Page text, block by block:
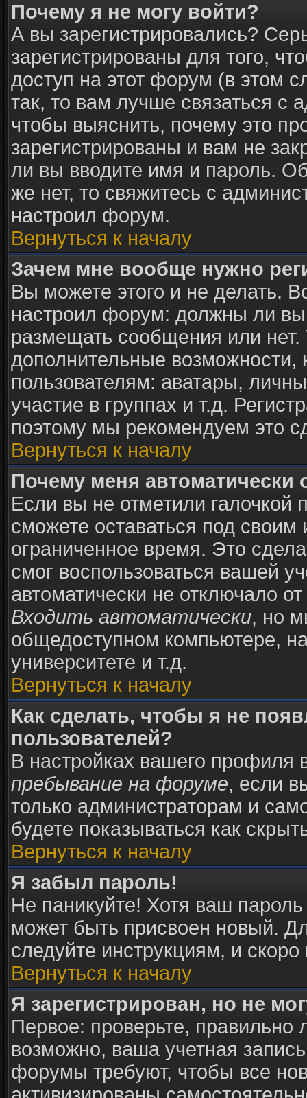
Почему я не могу войти?
А вы зарегистрировались?
зарегистрированы для того,
доступ на этот форум (в этом
так, то вам лучше связаться с
чтобы выяснить, почему это
зарегистрированы и вам не
ли вы вводите имя и пароль.
же нет, то свяжитесь с
настроил форум.
Вернуться к началу
Зачем мне вообще нужно
Вы можете этого и не делать.
настроил форум: должны ли вы
размещать сообщения или
дополнительные
пользователям: аватары,
участие в группах и т.д.
поэтому мы рекомендуем это
Вернуться к началу
Почему меня автоматически
Если вы не отметили галочкой
сможете оставаться под
ограниченное время. Это
смог воспользоваться вашей
автоматически не отключало
Входить автоматически, но
общедоступном компьютере,
университете и т.д.
Вернуться к началу
Как сделать, чтобы я не
пользователей?
В настройках вашего
пребывание на форуме, если
только администраторам и
будете показываться как
Вернуться к началу
Я забыл пароль!
Не паникуйте! Хотя ваш
может быть присвоен новый.
следуйте инструкциям, и
Вернуться к началу
Я зарегистрирован, но не
Первое: проверьте,
возможно, ваша учетная
форумы требуют, чтобы все